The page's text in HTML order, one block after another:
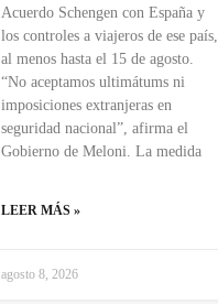
Acuerdo Schengen con España y
los controles a viajeros de ese país,
al menos hasta el 15 de agosto.
“No aceptamos ultimátums ni
imposiciones extranjeras en
seguridad nacional”, afirma el
Gobierno de Meloni. La medida
LEER MÁS »
agosto 8, 2026